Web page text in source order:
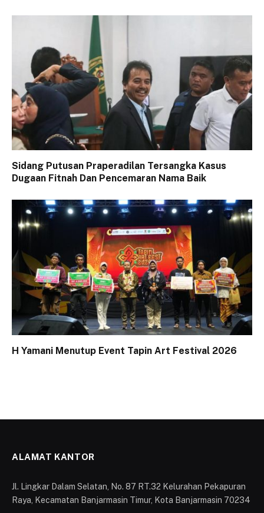
Sidang Putusan Praperadilan Tersangka Kasus
Dugaan Fitnah Dan Pencemaran Nama Baik
H Yamani Menutup Event Tapin Art Festival 2026
ALAMAT KANTOR
Jl. Lingkar Dalam Selatan, No. 87 RT.32 Kelurahan Pekapuran
Raya, Kecamatan Banjarmasin Timur, Kota Banjarmasin 70234